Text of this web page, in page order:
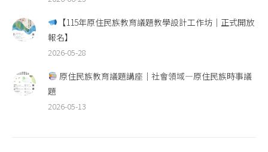
【115年原住民族教育議題教學設計工作坊｜正式開放
報名】
2026-05-28
原住民族教育議題講座｜社會領域—原住民族時事議
題
2026-05-13